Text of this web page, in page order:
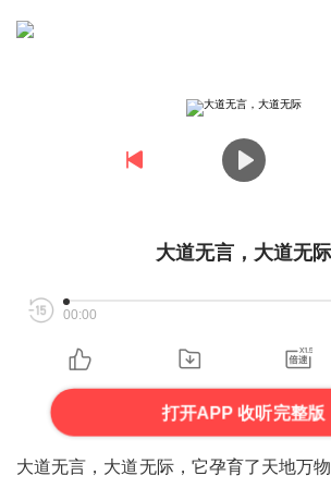
大道无言，大道无际
00:00
打开APP 收听完整版
大道无言，大道无际，它孕育了天地万